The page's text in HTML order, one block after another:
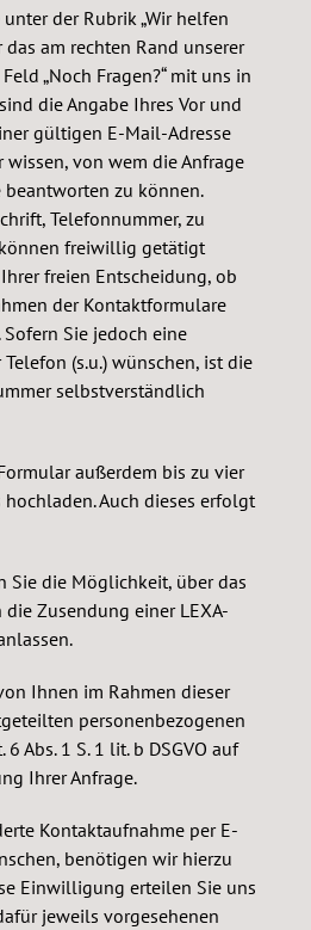
der Rubrik „Wir helfen
am rechten Rand unserer
„Noch Fragen?“ mit uns in
die Angabe Ihres Vor und
gültigen E-Mail-Adresse
von wem die Anfrage
zu können.
Telefonnummer, zu
freiwillig getätigt
freien Entscheidung, ob
der Kontaktformulare
Sie jedoch eine
(s.u.) wünschen, ist die
selbstverständlich
außerdem bis zu vier
Auch dieses erfolgt
Sie die Möglichkeit, über das
Zusendung einer LEXA-
Ihnen im Rahmen dieser
personenbezogenen
Abs. 1 S. 1 lit. b DSGVO auf
Ihrer Anfrage.
Kontaktaufnahme per E-
benötigen wir hierzu
Einwilligung erteilen Sie uns
jeweils vorgesehenen